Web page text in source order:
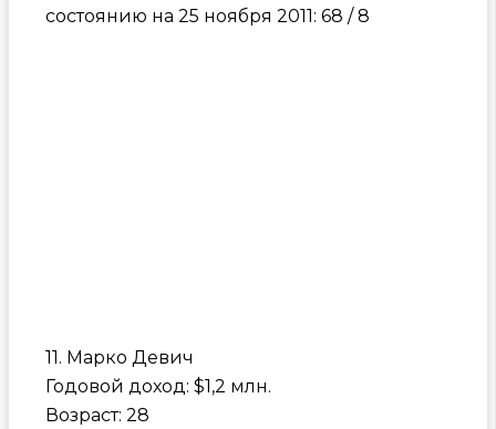
состоянию на 25 ноября 2011: 68 / 8
11. Марко Девич
Годовой доход: $1,2 млн.
Возраст: 28